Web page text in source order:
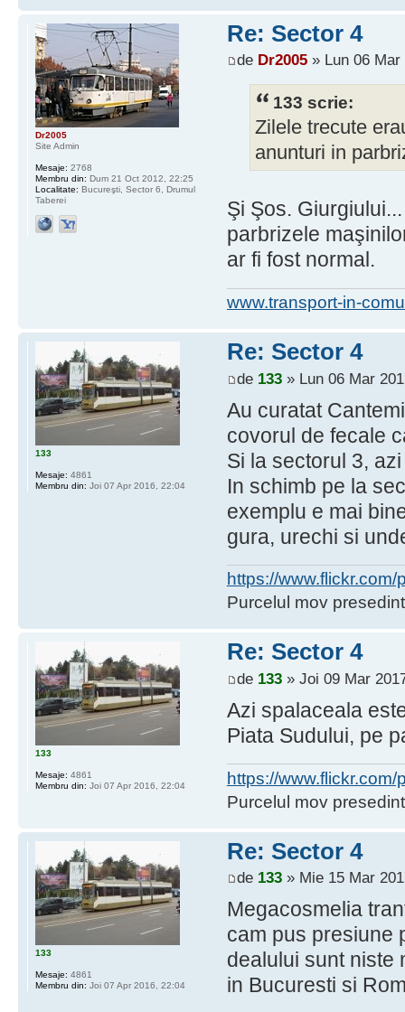
Re: Sector 4
de Dr2005» Lun 06 Mar
133 scrie:
Zilele trecute
anunturi in
Şi Şos.
parbrizele
ar fi fost normal.
www.transport-in-
Dr2005
Site Admin
Mesaje: 2768
Membru din: Dum 21 Oct 2012, 22:25
Localitate: Bucureşti, Sector 6, Drumul
Taberei
Re: Sector 4
de 133» Lun 06 Mar
Au curatat
covorul de fecale
Si la sectorul 3,
In schimb pe la
exemplu e mai
gura, urechi si
https://
Purcelul mov
133
Mesaje: 4861
Membru din: Joi 07 Apr 2016, 22:04
Re: Sector 4
de 133» Joi 09 Mar
Azi spalaceala
Piata Sudului, pe
https://
Purcelul mov
133
Mesaje: 4861
Membru din: Joi 07 Apr 2016, 22:04
Re: Sector 4
de 133» Mie 15 Mar
Megacosmelia
cam pus presiune
dealului sunt niste
in Bucuresti si
133
Mesaje: 4861
Membru din: Joi 07 Apr 2016, 22:04